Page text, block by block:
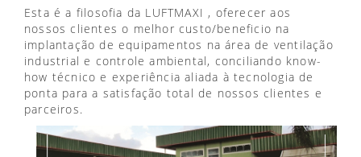
Esta é a filosofia da LUFTMAXI , oferecer aos
nossos clientes o melhor custo/beneficio na
implantação de equipamentos na área de ventilação
industrial e controle ambiental, conciliando know-
how técnico e experiência aliada à tecnologia de
ponta para a satisfação total de nossos clientes e
parceiros.